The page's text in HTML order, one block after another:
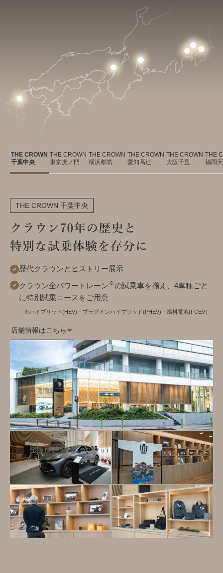
THE CROWN 千葉中央
歴代クラウンとヒストリー展示
クラウン全パワートレーン※の試乗車を揃え、 4車種ごと
に特別試乗コースをご用意
※ハイブリッド(HEV)・プラグインハイブリッド(PHEV)・燃料電池(FCEV）
店舗情報はこちら
THE CROWN
千葉中央
THE CROWN
東京虎ノ門
THE CROWN
横浜都筑
THE CROWN
愛知高辻
THE CROWN
大阪千里
THE
福岡